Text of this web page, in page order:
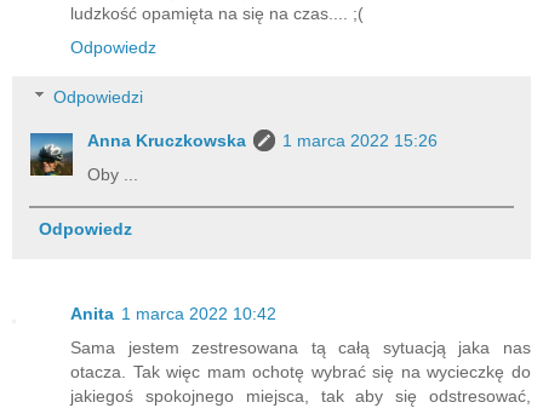
ludzkość opamięta na się na czas.... ;(
Odpowiedz
Odpowiedzi
Anna Kruczkowska
1 marca 2022 15:26
Oby ...
Odpowiedz
Anita 1 marca 2022 10:42
Sama jestem zestresowana tą całą sytuacją jaka nas
otacza. Tak więc mam ochotę wybrać się na wycieczkę do
jakiegoś spokojnego miejsca, tak aby się odstresować,